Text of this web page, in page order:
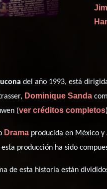
del año 1993, está
Dominique Sanda
(ver créditos completos
Drama producida en México
esta producción ha sido
de esta historia están